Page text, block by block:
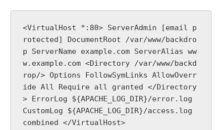
<VirtualHost *:80> ServerAdmin [email p
rotected] DocumentRoot /var/www/backdro
p ServerName example.com ServerAlias ww
w.example.com <Directory /var/www/backd
rop/> Options FollowSymLinks AllowOverr
ide All Require all granted </Directory
> ErrorLog ${APACHE_LOG_DIR}/error.log
CustomLog ${APACHE_LOG_DIR}/access.log
combined </VirtualHost>